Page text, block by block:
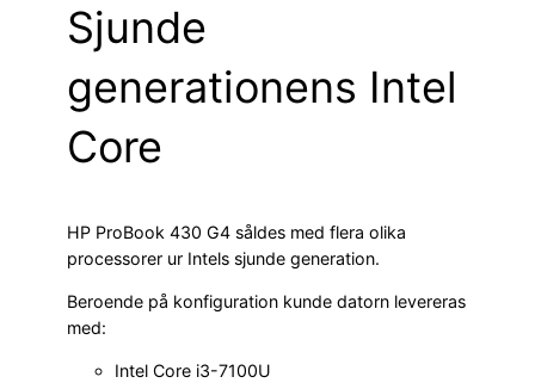
Sjunde
generationens Intel
Core
HP ProBook 430 G4 såldes med flera olika
processorer ur Intels sjunde generation.
Beroende på konfiguration kunde datorn levereras
med:
Intel Core i3-7100U